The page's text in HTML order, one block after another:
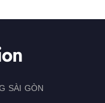
SÀI GÒN